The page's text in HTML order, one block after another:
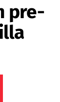
pre-